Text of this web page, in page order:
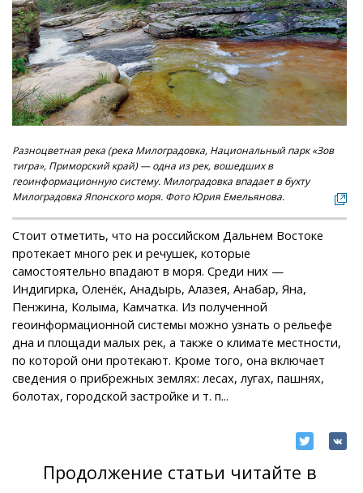
Разноцветная река (река Милоградовка, Национальный парк «Зов
тигра», Приморский край) — одна из рек, вошедших в
геоинформационную систему. Милоградовка впадает в бухту
Милоградовка Японского моря. Фото Юрия Емельянова.
Стоит отметить, что на российском Дальнем Востоке
протекает много рек и речушек, которые
самостоятельно впадают в моря. Среди них —
Индигирка, Оленёк, Анадырь, Алазея, Анабар, Яна,
Пенжина, Колыма, Камчатка. Из полученной
геоинформационной системы можно узнать о рельефе
дна и площади малых рек, а также о климате местности,
по которой они протекают. Кроме того, она включает
сведения о прибрежных землях: лесах, лугах, пашнях,
болотах, городской застройке и т. п...
Продолжение статьи читайте в